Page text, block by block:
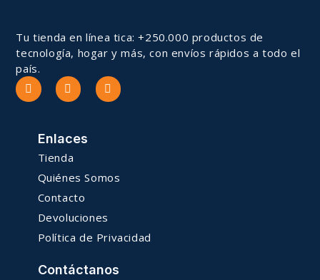
Tu tienda en línea tica: +250.000 productos de
tecnología, hogar y más, con envíos rápidos a todo el
país.
Enlaces
Tienda
Quiénes Somos
Contacto
Devoluciones
Política de Privacidad
Contáctanos